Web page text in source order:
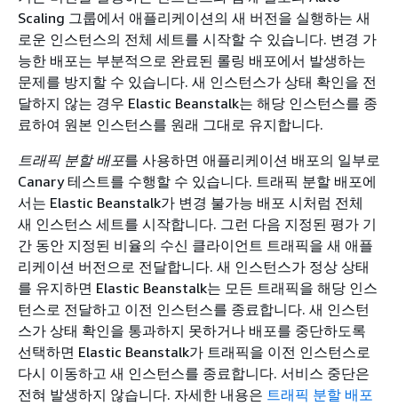
Scaling 그룹에서 애플리케이션의 새 버전을 실행하는 새
로운 인스턴스의 전체 세트를 시작할 수 있습니다. 변경 가
능한 배포는 부분적으로 완료된 롤링 배포에서 발생하는
문제를 방지할 수 있습니다. 새 인스턴스가 상태 확인을 전
달하지 않는 경우 Elastic Beanstalk는 해당 인스턴스를 종
료하여 원본 인스턴스를 원래 그대로 유지합니다.
트래픽 분할 배포를 사용하면 애플리케이션 배포의 일부로
Canary 테스트를 수행할 수 있습니다. 트래픽 분할 배포에
서는 Elastic Beanstalk가 변경 불가능 배포 시처럼 전체
새 인스턴스 세트를 시작합니다. 그런 다음 지정된 평가 기
간 동안 지정된 비율의 수신 클라이언트 트래픽을 새 애플
리케이션 버전으로 전달합니다. 새 인스턴스가 정상 상태
를 유지하면 Elastic Beanstalk는 모든 트래픽을 해당 인스
턴스로 전달하고 이전 인스턴스를 종료합니다. 새 인스턴
스가 상태 확인을 통과하지 못하거나 배포를 중단하도록
선택하면 Elastic Beanstalk가 트래픽을 이전 인스턴스로
다시 이동하고 새 인스턴스를 종료합니다. 서비스 중단은
전혀 발생하지 않습니다. 자세한 내용은 트래픽 분할 배포